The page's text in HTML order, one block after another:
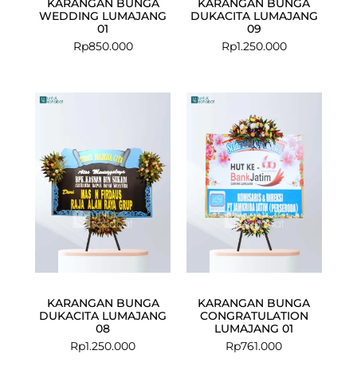
KARANGAN BUNGA
WEDDING LUMAJANG
01
Rp850.000
KARANGAN BUNGA
DUKACITA LUMAJANG
09
Rp1.250.000
KARANGAN BUNGA
DUKACITA LUMAJANG
08
Rp1.250.000
KARANGAN BUNGA
CONGRATULATION
LUMAJANG 01
Rp761.000